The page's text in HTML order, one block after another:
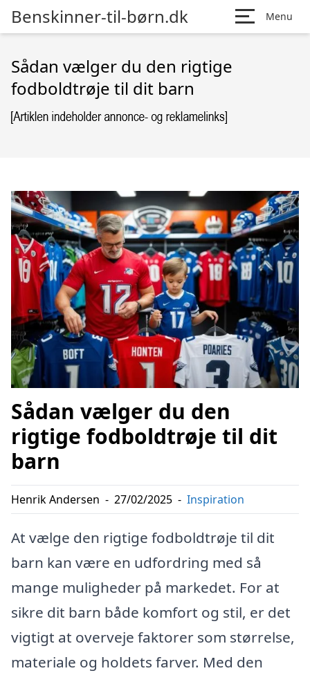
Benskinner-til-børn.dk Menu
Sådan vælger du den rigtige
fodboldtrøje til dit barn
Sådan vælger du den
rigtige fodboldtrøje til dit
barn
Henrik Andersen - 27/02/2025 - Inspiration
At vælge den rigtige fodboldtrøje til dit
barn kan være en udfordring med så
mange muligheder på markedet. For at
sikre dit barn både komfort og stil, er det
vigtigt at overveje faktorer som størrelse,
materiale og holdets farver. Med den